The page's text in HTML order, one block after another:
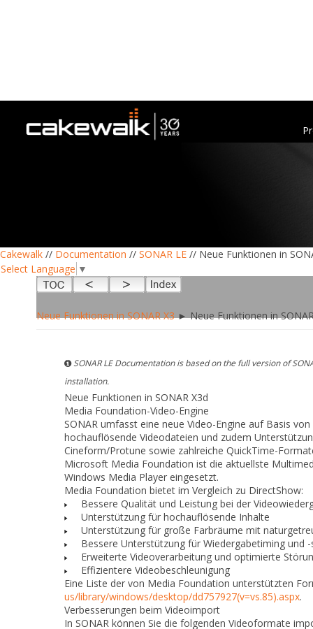
Cakewalk // Documentation // SONAR LE // Neue Funktionen in
Select Language ▼
Neue Funktionen in SONAR X3► Neue Funktionen in
SONAR LE Documentation is based on the full version of
installation.
Neue Funktionen in SONAR X3d
Media Foundation-Video-Engine
SONAR umfasst eine neue Video-Engine auf Basis
hochauflösende Videodateien und zudem
Cineform/Protune sowie zahlreiche QuickTime-
Microsoft Media Foundation ist die aktuellste
Windows Media Player eingesetzt.
Media Foundation bietet im Vergleich zu DirectShow:
Bessere Qualität und Leistung bei der
Unterstützung für hochauflösende Inhalte
Unterstützung für große Farbräume mit
Bessere Unterstützung für Wiedergabetiming und
Erweiterte Videoverarbeitung und optimierte
Effizientere Videobeschleunigung
Eine Liste der von Media Foundation unterstützten
us/library/windows/desktop/dd757927(v=vs.85).aspx.
Verbesserungen beim Videoimport
In SONAR können Sie die folgenden Videoformate